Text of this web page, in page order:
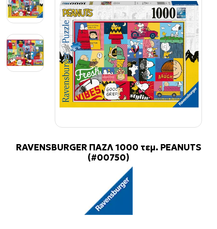
RAVENSBURGER ΠΑΖΛ 1000 τεμ. PEANUTS
(#00750)